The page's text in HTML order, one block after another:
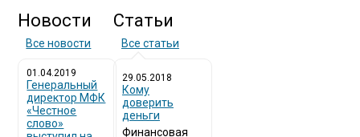
Новости
Все новости
01.04.2019
Генеральный
директор МФК
«Честное
слово»
Статьи
Все статьи
29.05.2018
Кому
доверить
деньги
Финансовая